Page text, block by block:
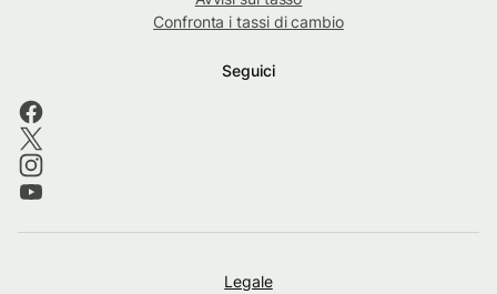
Confronta i tassi di cambio
Seguici
Legale